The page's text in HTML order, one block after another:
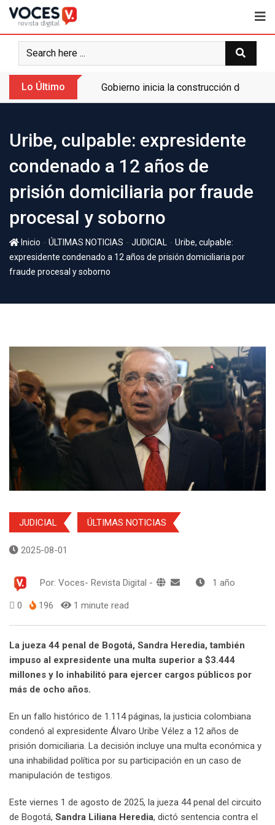
Lo Último Gobierno inicia la construcción de la
Uribe, culpable: expresidente
condenado a 12 años de
prisión domiciliaria por fraude
procesal y soborno
Inicio - ÚLTIMAS NOTICIAS - JUDICIAL - Uribe, culpable:
expresidente condenado a 12 años de prisión domiciliaria por
fraude procesal y soborno
JUDICIAL ÚLTIMAS NOTICIAS
2025-08-01
Por: Voces- Revista Digital - 1 año
0 196 1 minute read
La jueza 44 penal de Bogotá, Sandra Heredia, también
impuso al expresidente una multa superior a $3.444
millones y lo inhabilitó para ejercer cargos públicos por
más de ocho años.
En un fallo histórico de 1.114 páginas, la justicia colombiana
condenó al expresidente Álvaro Uribe Vélez a 12 años de
prisión domiciliaria. La decisión incluye una multa económica y
una inhabilidad política por su participación en un caso de
manipulación de testigos.
Este viernes 1 de agosto de 2025, la jueza 44 penal del circuito
de Bogotá, Sandra Liliana Heredia, dictó sentencia contra el